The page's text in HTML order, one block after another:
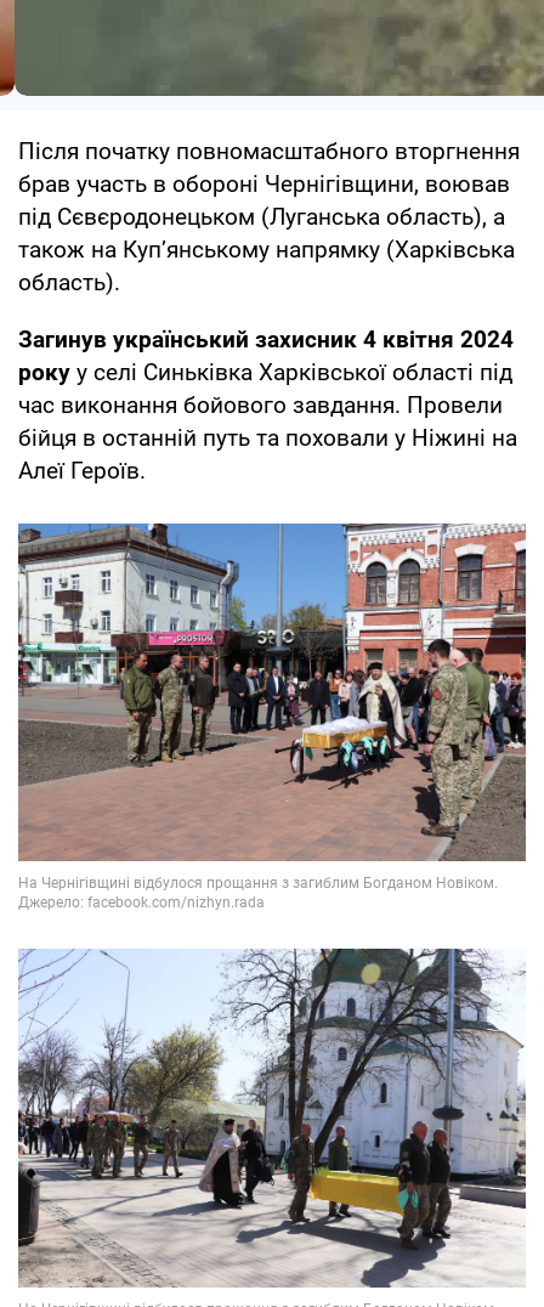
Після початку повномасштабного вторгнення
брав участь в обороні Чернігівщини, воював
під Сєвєродонецьком (Луганська область), а
також на Куп’янському напрямку (Харківська
область).
Загинув український захисник 4 квітня 2024
року у селі Синьківка Харківської області під
час виконання бойового завдання. Провели
бійця в останній путь та поховали у Ніжині на
Алеї Героїв.